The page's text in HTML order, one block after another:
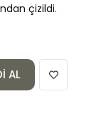
çizildi.
AL